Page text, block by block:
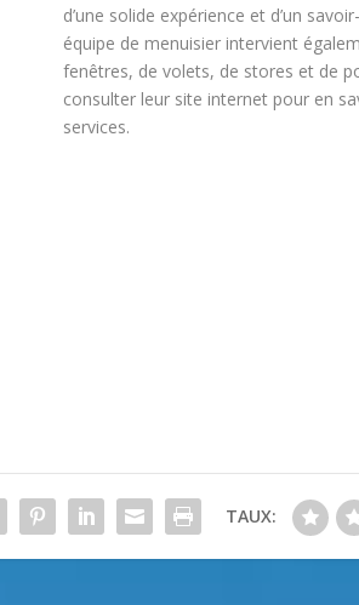
d’une solide expérience et d’un
équipe de menuisier intervient
fenêtres, de volets, de stores et de
consulter leur site internet pour en
services.
TAUX: